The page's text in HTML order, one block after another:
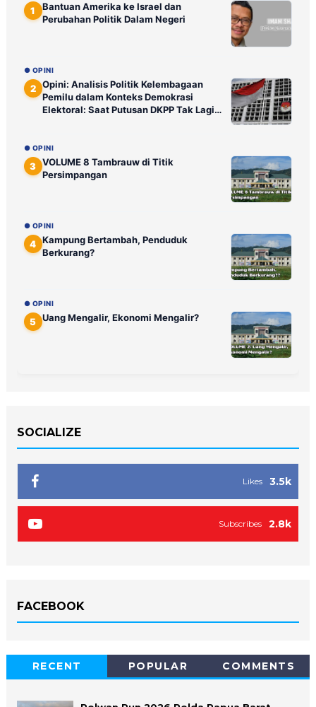
1
Bantuan Amerika ke Israel dan
Perubahan Politik Dalam Negeri
● OPINI
2 Opini: Analisis Politik Kelembagaan
Pemilu dalam Konteks Demokrasi
Elektoral: Saat Putusan DKPP Tak Lagi
● OPINI
3 VOLUME 8 Tambrauw di Titik
Persimpangan
● OPINI
4 Kampung Bertambah, Penduduk
Berkurang?
● OPINI
5 Uang Mengalir, Ekonomi Mengalir?
SOCIALIZE
3.5k
Likes
2.8k
Subscribes
FACEBOOK
RECENT POPULAR COMMENTS